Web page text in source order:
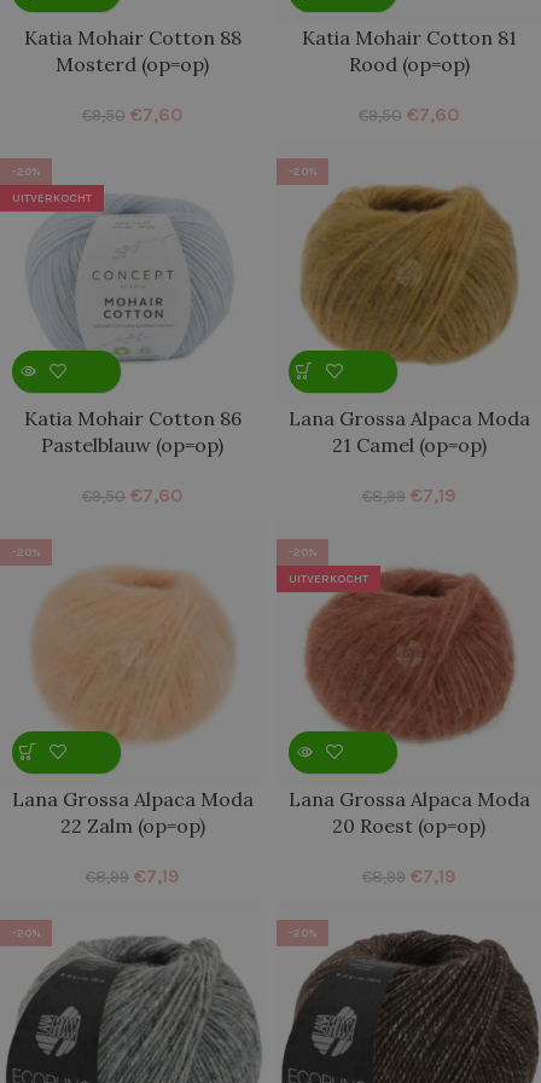
Katia Mohair Cotton 88
Mosterd (op=op)
€9,50 €7,60
Katia Mohair Cotton 81
Rood (op=op)
€9,50 €7,60
-20%
UITVERKOCHT
Katia Mohair Cotton 86
Pastelblauw (op=op)
€9,50 €7,60
-20%
Lana Grossa Alpaca Moda
21 Camel (op=op)
€8,99 €7,19
-20%
Lana Grossa Alpaca Moda
22 Zalm (op=op)
€8,99 €7,19
-20%
UITVERKOCHT
Lana Grossa Alpaca Moda
20 Roest (op=op)
€8,99 €7,19
-20% -20%